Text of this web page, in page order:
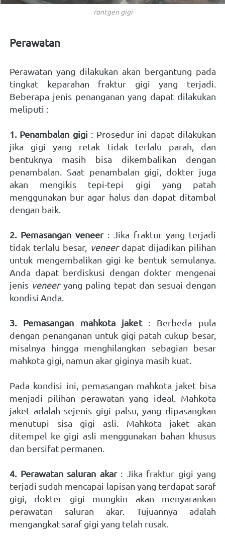
rontgen gigi
Perawatan
Perawatan yang dilakukan akan bergantung pada
tingkat keparahan fraktur gigi yang terjadi.
Beberapa jenis penanganan yang dapat dilakukan
meliputi :
1. Penambalan gigi : Prosedur ini dapat dilakukan
jika gigi yang retak tidak terlalu parah, dan
bentuknya masih bisa dikembalikan dengan
penambalan. Saat penambalan gigi, dokter juga
akan mengikis tepi-tepi gigi yang patah
menggunakan bur agar halus dan dapat ditambal
dengan baik.
2. Pemasangan veneer : Jika fraktur yang terjadi
tidak terlalu besar, veneer dapat dijadikan pilihan
untuk mengembalikan gigi ke bentuk semulanya.
Anda dapat berdiskusi dengan dokter mengenai
jenis veneer yang paling tepat dan sesuai dengan
kondisi Anda.
3. Pemasangan mahkota jaket : Berbeda pula
dengan penanganan untuk gigi patah cukup besar,
misalnya hingga menghilangkan sebagian besar
mahkota gigi, namun akar giginya masih kuat.
Pada kondisi ini, pemasangan mahkota jaket bisa
menjadi pilihan perawatan yang ideal. Mahkota
jaket adalah sejenis gigi palsu, yang dipasangkan
menutupi sisa gigi asli. Mahkota jaket akan
ditempel ke gigi asli menggunakan bahan khusus
dan bersifat permanen.
4. Perawatan saluran akar : Jika fraktur gigi yang
terjadi sudah mencapai lapisan yang terdapat saraf
gigi, dokter gigi mungkin akan menyarankan
perawatan saluran akar. Tujuannya adalah
mengangkat saraf gigi yang telah rusak.